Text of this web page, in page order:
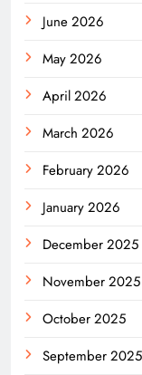
June 2026
May 2026
April 2026
March 2026
February 2026
January 2026
December 2025
November 2025
October 2025
September 2025